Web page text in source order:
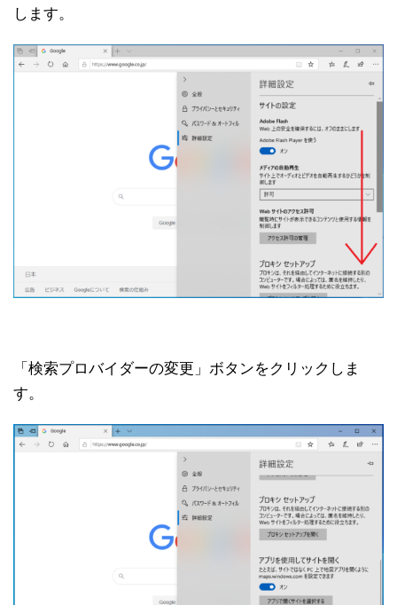
します。
「検索プロバイダーの変更」ボタンをクリックしま
す。